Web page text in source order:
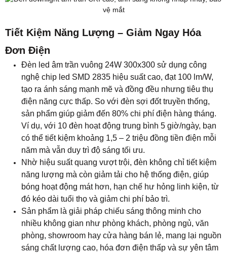
Tiết Kiệm Năng Lượng – Giảm Ngay Hóa
Đơn Điện
Đèn led âm trần vuông 24W 300x300 sử dụng công
nghệ chip led SMD 2835 hiệu suất cao, đạt 100 lm/W,
tạo ra ánh sáng mạnh mẽ và đồng đều nhưng tiêu thụ
điện năng cực thấp. So với đèn sợi đốt truyền thống,
sản phẩm giúp giảm đến 80% chi phí điện hàng tháng.
Ví dụ, với 10 đèn hoạt động trung bình 5 giờ/ngày, bạn
có thể tiết kiệm khoảng 1,5 – 2 triệu đồng tiền điện mỗi
năm mà vẫn duy trì độ sáng tối ưu.
Nhờ hiệu suất quang vượt trội, đèn không chỉ tiết kiệm
năng lượng mà còn giảm tải cho hệ thống điện, giúp
bóng hoạt động mát hơn, hạn chế hư hỏng linh kiện, từ
đó kéo dài tuổi thọ và giảm chi phí bảo trì.
Sản phẩm là giải pháp chiếu sáng thông minh cho
nhiều không gian như phòng khách, phòng ngủ, văn
phòng, showroom hay cửa hàng bán lẻ, mang lại nguồn
sáng chất lượng cao, hóa đơn điện thấp và sự yên tâm